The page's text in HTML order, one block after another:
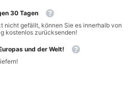
30 Tagen
nicht gefällt, können Sie es innerhalb von
kostenlos zurücksenden!
und der Welt!